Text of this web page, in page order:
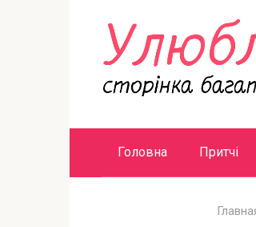
Головна Притчі